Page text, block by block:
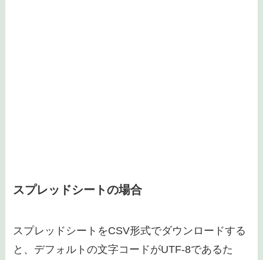
スプレッドシートの場合
スプレッドシートをCSV形式でダウンロードする
と、デフォルトの文字コードがUTF-8であるた